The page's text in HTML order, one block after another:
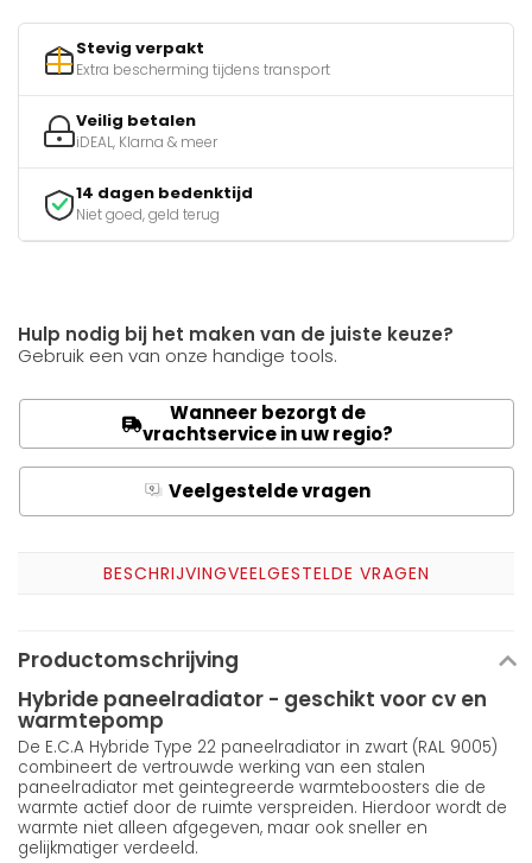
Stevig verpakt
Extra bescherming tijdens transport
Veilig betalen
iDEAL, Klarna & meer
14 dagen bedenktijd
Niet goed, geld terug
Hulp nodig bij het maken van de juiste keuze?
Gebruik een van onze handige tools.
Wanneer bezorgt de
vrachtservice in uw regio?
Q Veelgestelde vragen
BESCHRIJVINGVEELGESTELDE VRAGEN
Productomschrijving
Hybride paneelradiator - geschikt voor cv en
warmtepomp
De E.C.A Hybride Type 22 paneelradiator in zwart (RAL 9005)
combineert de vertrouwde werking van een stalen
paneelradiator met geintegreerde warmteboosters die de
warmte actief door de ruimte verspreiden. Hierdoor wordt de
warmte niet alleen afgegeven, maar ook sneller en
gelijkmatiger verdeeld.